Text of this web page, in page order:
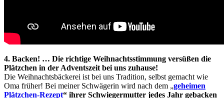
4. Backen! … Die richtige Weihnachtsstimmung versüßen die
Plätzchen in der Adventszeit bei uns zuhause!
Die Weihnachtsbäckerei ist bei uns Tradition, selbst gemacht wie
Oma früher! Bei meiner Schwägerin wird nach dem „geheimen
Plätzchen-Rezept“ ihrer Schwiegermutter jedes Jahr gebacken